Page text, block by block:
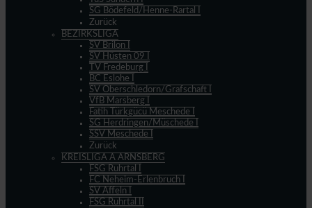
SG Bödefeld/Henne-Rartal I
Zurück
BEZIRKSLIGA
SV Brilon I
SV Hüsten 09 I
TV Fredeburg I
BC Eslohe I
SV Oberschledorn/Grafschaft I
VfB Marsberg I
Fatih Türkgücü Meschede I
SG Herdringen/Müschede I
SSV Meschede I
Zurück
KREISLIGA A ARNSBERG
FSG Ruhrtal I
FC Neheim-Erlenbruch I
SV Affeln I
FSG Ruhrtal II